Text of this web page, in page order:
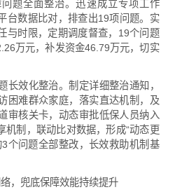
题全面整治。迅速成立专项工作
台数据比对，排查出19项问题。实
与时限，定期调度督查，19个问题
万元，补发资金46.79万元，切实
长效化整治。制定详细整治通知，
困难群众家庭，落实直达机制，及
审核关卡，动态审批低保人员纳入
机制，联动比对数据，形成“动态更
个问题全部整改，长效救助机制基
，兜底保障效能持续提升